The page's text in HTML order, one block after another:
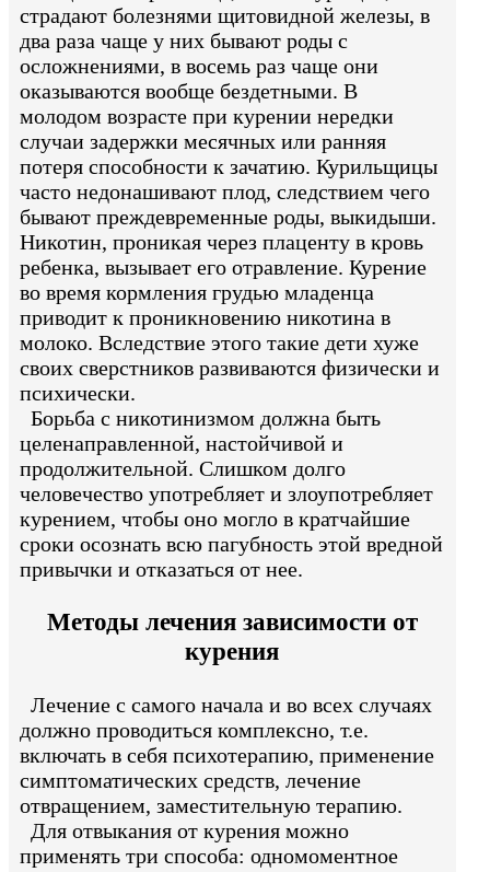
страдают болезнями щитовидной железы, в
два раза чаще у них бывают роды с
осложнениями, в восемь раз чаще они
оказываются вообще бездетными. В
молодом возрасте при курении нередки
случаи задержки месячных или ранняя
потеря способности к зачатию. Курильщицы
часто недонашивают плод, следствием чего
бывают преждевременные роды, выкидыши.
Никотин, проникая через плаценту в кровь
ребенка, вызывает его отравление. Курение
во время кормления грудью младенца
приводит к проникновению никотина в
молоко. Вследствие этого такие дети хуже
своих сверстников развиваются физически и
психически.
Борьба с никотинизмом должна быть
целенаправленной, настойчивой и
продолжительной. Слишком долго
человечество употребляет и злоупотребляет
курением, чтобы оно могло в кратчайшие
сроки осознать всю пагубность этой вредной
привычки и отказаться от нее.
Методы лечения зависимости от
курения
Лечение с самого начала и во всех случаях
должно проводиться комплексно, т.е.
включать в себя психотерапию, применение
симптоматических средств, лечение
отвращением, заместительную терапию.
Для отвыкания от курения можно
применять три способа: одномоментное